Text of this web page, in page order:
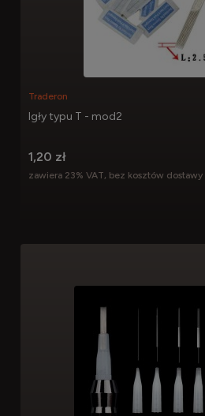
Igły typu T - mod2
Traderon
1,20 zł
zawiera 23% VAT, bez kosztów dostawy